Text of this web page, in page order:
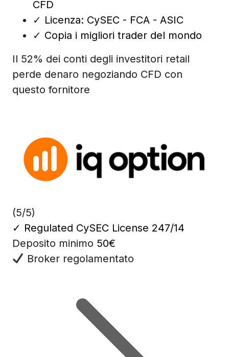
CFD
✓ Licenza: CySEC - FCA - ASIC
✓ Copia i migliori trader del mondo
Il 52% dei conti degli investitori retail
perde denaro negoziando CFD con
questo fornitore
(5/5)
✓ Regulated CySEC License 247/14
Deposito minimo 50€
Broker regolamentato